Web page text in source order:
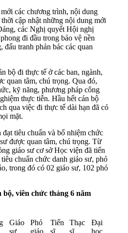
các chương trình, nội dung
cập nhật những nội dung mới
các Nghị quyết Hội nghị
đi đầu trong bảo vệ nền
tranh phản bác các quan
bộ đi thực tế ở các ban, ngành,
quan tâm, chú trọng. Qua đó,
kỹ năng, phương pháp công
thực tiễn. Hầu hết cán bộ
qua việc đi thực tế dài hạn đã có
mặt.
tiêu chuẩn và bổ nhiệm chức
được quan tâm, chú trọng. Từ
giáo sư cơ sở Học viện đã tiến
chuẩn chức danh giáo sư, phó
trong đó có 02 giáo sư, 102 phó
viên chức tháng 6 năm
Giáo
sư
Phó
giáo
Tiến
sĩ
Thạc
sĩ
Đại
học